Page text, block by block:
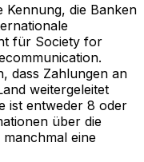
Kennung, die Banken
für Society for
dass Zahlungen an
weitergeleitet
ist entweder 8 oder
über die
eine